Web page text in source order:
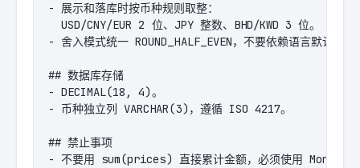
- 展示和落库时按币种规则取整：
  USD/CNY/EUR 2 位、JPY 整数、BHD/KWD 3 位。
- 舍入模式统一 ROUND_HALF_EVEN，不要依赖语言默认行为
## 数据库存储
- DECIMAL(18, 4)。
- 币种独立列 VARCHAR(3)，遵循 ISO 4217。
## 禁止事项
- 不要用 sum(prices) 直接累计金额，必须使用